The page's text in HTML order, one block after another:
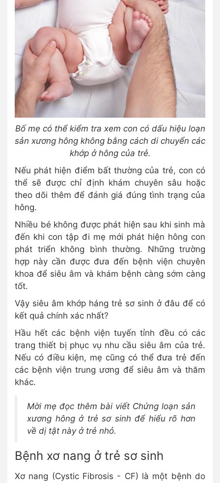
Bố mẹ có thể kiểm tra xem con có dấu hiệu loạn
sản xương hông không bằng cách di chuyển các
khớp ở hông của trẻ.
Nếu phát hiện điểm bất thường của trẻ, con có
thể sẽ được chỉ định khám chuyên sâu hoặc
theo dõi thêm để đánh giá đúng tình trạng của
hông.
Nhiều bé không được phát hiện sau khi sinh mà
đến khi con tập đi mẹ mới phát hiện hông con
phát triển không bình thường. Những trường
hợp này cần được đưa đến bệnh viện chuyên
khoa để siêu âm và khám bệnh càng sớm càng
tốt.
Vậy siêu âm khớp háng trẻ sơ sinh ở đâu để có
kết quả chính xác nhất?
Hầu hết các bệnh viện tuyến tỉnh đều có các
trang thiết bị phục vụ nhu cầu siêu âm của trẻ.
Nếu có điều kiện, mẹ cũng có thể đưa trẻ đến
các bệnh viện trung ương để siêu âm và thăm
khác.
Mời mẹ đọc thêm bài viết Chứng loạn sản
xương hông ở trẻ sơ sinh để hiểu rõ hơn
về dị tật này ở trẻ nhỏ.
Bệnh xơ nang ở trẻ sơ sinh
Xơ nang (Cystic Fibrosis - CF) là một bệnh do